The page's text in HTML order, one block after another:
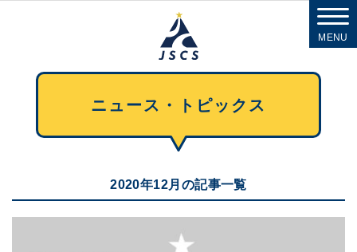
MENU
ニュース・トピックス
2020年12月の記事一覧